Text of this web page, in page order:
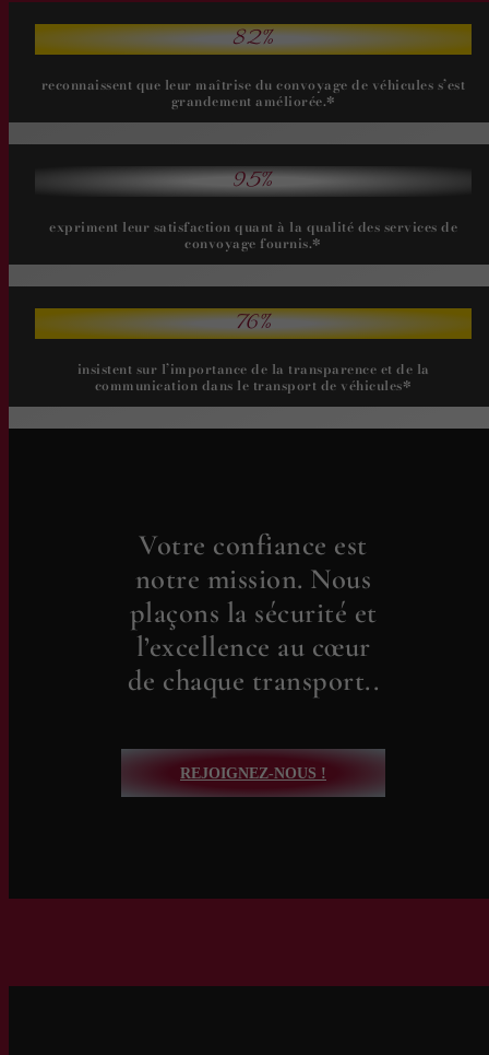
82%
reconnaissent que leur maîtrise du convoyage de véhicules s’est
grandement améliorée.*
95%
expriment leur satisfaction quant à la qualité des services de
convoyage fournis.*
76%
insistent sur l’importance de la transparence et de la
communication dans le transport de véhicules*
Votre confiance est
notre mission. Nous
plaçons la sécurité et
l’excellence au cœur
de chaque transport..
REJOIGNEZ-NOUS !